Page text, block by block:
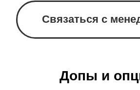
Связаться с
Допы и